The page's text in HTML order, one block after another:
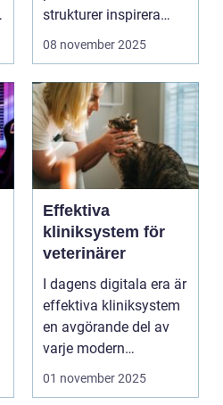
strukturer inspirera
hur...
08 november 2025
Effektiva
kliniksystem för
veterinärer
I dagens digitala era är
effektiva kliniksystem
en avgörande del av
varje modern
veterin&a...
01 november 2025